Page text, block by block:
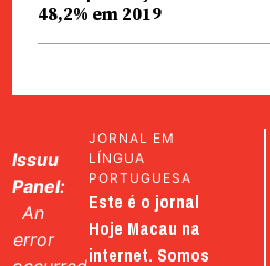
48,2% em 2019
Issuu
Panel:
An
error
JORNAL EM
LÍNGUA
PORTUGUESA
Este é o jornal
Hoje Macau na
internet. Somos